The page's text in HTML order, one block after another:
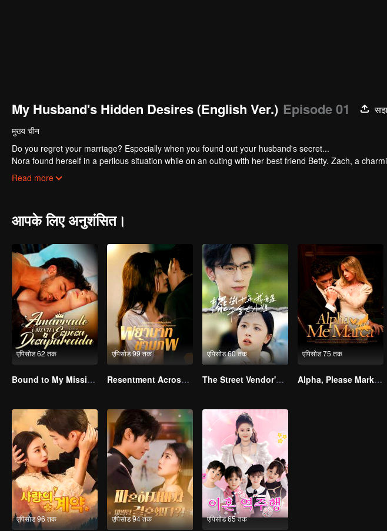
My Husband's Hidden Desires (English Ver.) Episode 01
मुख्य चीन
Do you regret your marriage? Especially when you found out your husband's secret...
Nora found herself in a perilous situation while on an outing with her best friend Betty. Zach, a
and Nora was immediately captivated by his allure. Then the tragedy struck when Nora's parents
Read more
आपके लिए अनुशंसित।
एपिसोड 62 तक
Bound to My Missing Wife
एपिसोड 99 तक
Resentment Across Worlds
एपिसोड 60 तक
The Street Vendor's Secret Identity(TCN Ver.)
एपिसोड 75 तक
Alpha, Please Mark Me
एपिसोड 96 तक एपिसोड 94 तक एपिसोड 65 तक